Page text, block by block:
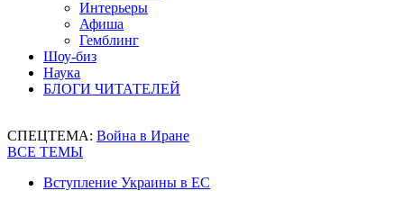
Интерьеры
Афиша
Гемблинг
Шоу-биз
Наука
БЛОГИ ЧИТАТЕЛЕЙ
СПЕЦТЕМА: Война в Иране
ВСЕ ТЕМЫ
Вступление Украины в ЕС